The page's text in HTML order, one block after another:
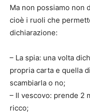
Ma non possiamo non
cioè i ruoli che
dichiarazione:
– La spia: una volta
propria carta e quella
scambiarla o no;
– Il vescovo: prende 2
ricco;